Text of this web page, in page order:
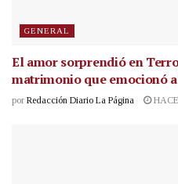
GENERAL
El amor sorprendió en
matrimonio que emocionó
por Redacción Diario La Página